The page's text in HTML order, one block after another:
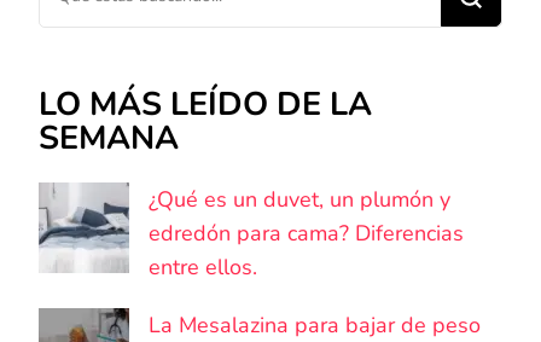
LO MÁS LEÍDO DE LA
SEMANA
¿Qué es un duvet, un plumón y
edredón para cama? Diferencias
entre ellos.
La Mesalazina para bajar de peso